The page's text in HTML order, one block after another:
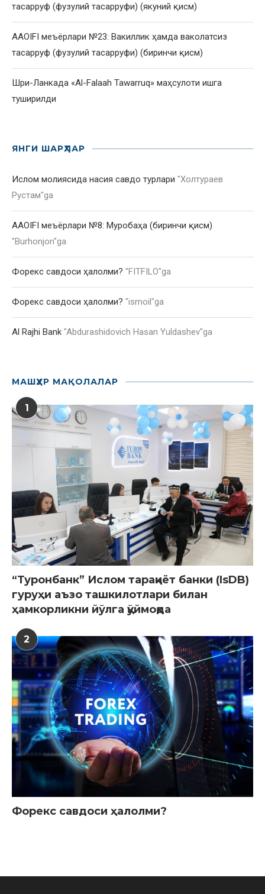
тасарруф (фузулий тасарруфи) (якуний қисм)
AAOIFI меъёрлари №23: Вакиллик ҳамда ваколатсиз
тасарруф (фузулий тасарруфи) (биринчи қисм)
Шри-Ланкада «Al-Falaah Tawarruq» маҳсулоти ишга
туширилди
ЯНГИ ШАРҲЛАР
Ислом молиясида насия савдо турлари "Холтураев
Рустам"ga
AAOIFI меъёрлари №8: Муробаҳа (биринчи қисм)
"Burhonjon"ga
Форекс савдоси ҳалолми? "FITFILO"ga
Форекс савдоси ҳалолми? "ismoil"ga
Al Rajhi Bank "Abdurashidovich Hasan Yuldashev"ga
МАШҲУР МАҚОЛАЛАР
1
“Туронбанк” Ислом тараққиёт банки (IsDB)
гуруҳи аъзо ташкилотлари билан
ҳамкорликни йўлга қўймоқда
2
Форекс савдоси ҳалолми?